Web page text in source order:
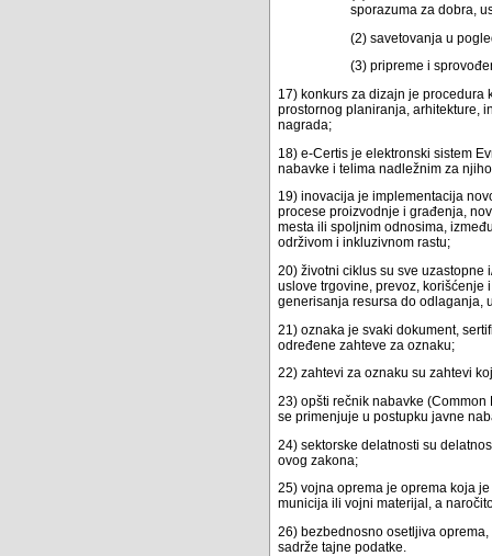
sporazuma za dobra,
(2) savetovanja u
(3) pripreme i
17) konkurs za dizajn je
prostornog planiranja, arhitekture,
nagrada;
18) e-Certis je elektronski sistem
nabavke i telima nadležnim za
19) inovacija je implementacija
procese proizvodnje i građenja,
mesta ili spoljnim odnosima,
održivom i inkluzivnom rastu;
20) životni ciklus su sve
uslove trgovine, prevoz,
generisanja resursa do odlaganja,
21) oznaka je svaki dokument,
određene zahteve za oznaku;
22) zahtevi za oznaku su zahtevi
23) opšti rečnik nabavke
se primenjuje u postupku javne
24) sektorske delatnosti su
ovog zakona;
25) vojna oprema je oprema koja
municija ili vojni materijal, a
26) bezbednosno osetljiva
sadrže tajne podatke.